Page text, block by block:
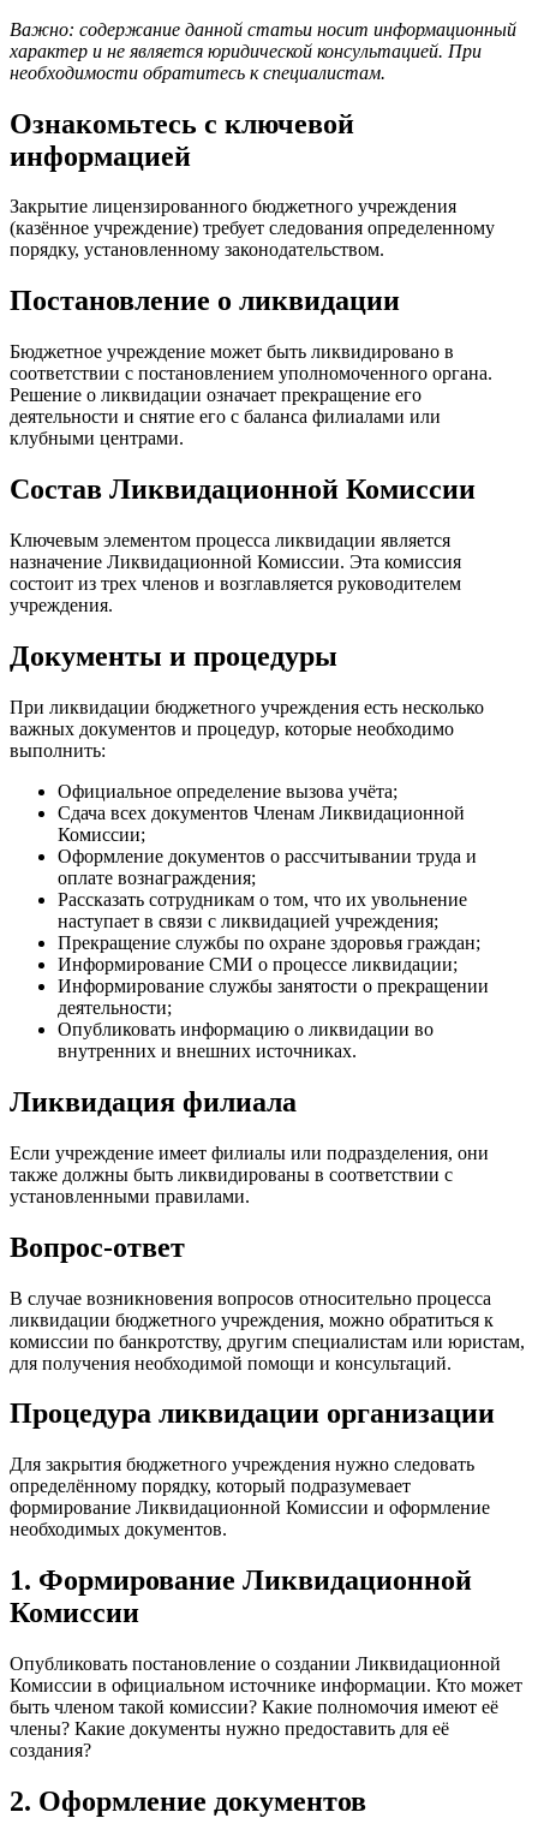
Важно: содержание данной статьи носит информационный
характер и не является юридической консультацией. При
необходимости обратитесь к специалистам.
Ознакомьтесь с ключевой
информацией
Закрытие лицензированного бюджетного учреждения
(казённое учреждение) требует следования определенному
порядку, установленному законодательством.
Постановление о ликвидации
Бюджетное учреждение может быть ликвидировано в
соответствии с постановлением уполномоченного органа.
Решение о ликвидации означает прекращение его
деятельности и снятие его с баланса филиалами или
клубными центрами.
Состав Ликвидационной Комиссии
Ключевым элементом процесса ликвидации является
назначение Ликвидационной Комиссии. Эта комиссия
состоит из трех членов и возглавляется руководителем
учреждения.
Документы и процедуры
При ликвидации бюджетного учреждения есть несколько
важных документов и процедур, которые необходимо
выполнить:
Официальное определение вызова учёта;
Сдача всех документов Членам Ликвидационной
Комиссии;
Оформление документов о рассчитывании труда и
оплате вознаграждения;
Рассказать сотрудникам о том, что их увольнение
наступает в связи с ликвидацией учреждения;
Прекращение службы по охране здоровья граждан;
Информирование СМИ о процессе ликвидации;
Информирование службы занятости о прекращении
деятельности;
Опубликовать информацию о ликвидации во
внутренних и внешних источниках.
Ликвидация филиала
Если учреждение имеет филиалы или подразделения, они
также должны быть ликвидированы в соответствии с
установленными правилами.
Вопрос-ответ
В случае возникновения вопросов относительно процесса
ликвидации бюджетного учреждения, можно обратиться к
комиссии по банкротству, другим специалистам или юристам,
для получения необходимой помощи и консультаций.
Процедура ликвидации организации
Для закрытия бюджетного учреждения нужно следовать
определённому порядку, который подразумевает
формирование Ликвидационной Комиссии и оформление
необходимых документов.
1. Формирование Ликвидационной
Комиссии
Опубликовать постановление о создании Ликвидационной
Комиссии в официальном источнике информации. Кто может
быть членом такой комиссии? Какие полномочия имеют её
члены? Какие документы нужно предоставить для её
создания?
2. Оформление документов